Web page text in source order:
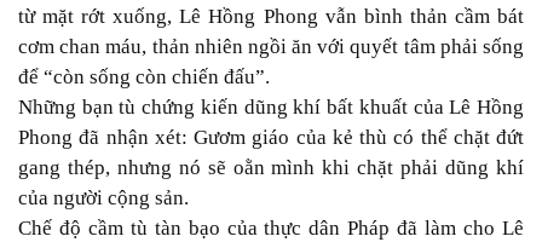
từ mặt rớt xuống, Lê Hồng Phong vẫn bình thản cầm bát
cơm chan máu, thản nhiên ngồi ăn với quyết tâm phải sống
để “còn sống còn chiến đấu”.
Những bạn tù chứng kiến dũng khí bất khuất của Lê Hồng
Phong đã nhận xét: Gươm giáo của kẻ thù có thể chặt đứt
gang thép, nhưng nó sẽ oằn mình khi chặt phải dũng khí
của người cộng sản.
Chế độ cầm tù tàn bạo của thực dân Pháp đã làm cho Lê